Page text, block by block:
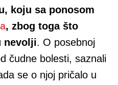
koju sa ponosom
, zbog toga što
nevolji. O posebnoj
čudne bolesti, saznali
se o njoj pričalo u